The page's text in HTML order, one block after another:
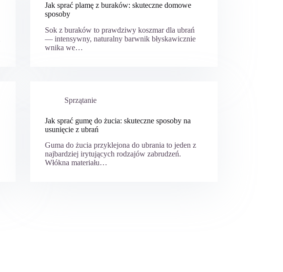
Jak sprać plamę z buraków: skuteczne domowe
sposoby
Sok z buraków to prawdziwy koszmar dla ubrań
— intensywny, naturalny barwnik błyskawicznie
wnika we…
Sprzątanie
Jak sprać gumę do żucia: skuteczne sposoby na
usunięcie z ubrań
Guma do żucia przyklejona do ubrania to jeden z
najbardziej irytujących rodzajów zabrudzeń.
Włókna materiału…